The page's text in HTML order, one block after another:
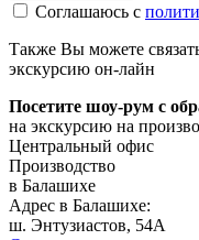
Соглашаюсь с
Также Вы можете
экскурсию он-лайн
Посетите шоу-рум с
на экскурсию на
Центральный офис
Производство
в Балашихе
Адрес в Балашихе:
ш. Энтузиастов, 54А